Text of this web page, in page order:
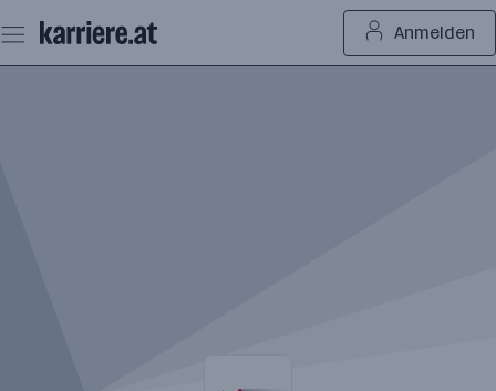
Seiteninhalt
springen
Anmelden